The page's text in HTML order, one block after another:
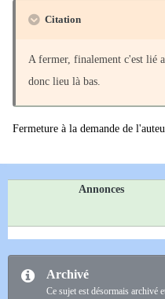
Citation
A fermer, finalement c'est lié
donc lieu là bas.
Fermeture à la demande de
Annonces
Archivé
Ce sujet est désormais archivé